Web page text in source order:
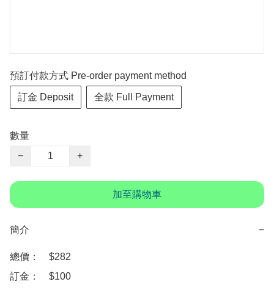
預訂付款方式 Pre-order payment method
訂金 Deposit 全款 Full Payment
數量
−
+
加至購物車
簡介 −
總價：　$282
訂金：　$100